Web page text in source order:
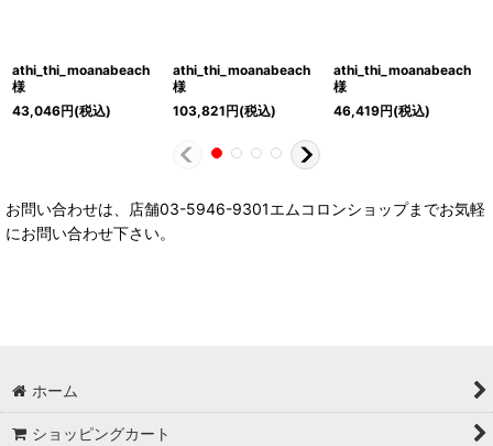
athi_thi_moanabeach
様
43,046円(税込)
athi_thi_moanabeach
様
103,821円(税込)
athi_thi_moanabeach
様
46,419円(税込)
お問い合わせは、店舗03-5946-9301エムコロンショップまでお気軽
にお問い合わせ下さい。
ホーム
ショッピングカート